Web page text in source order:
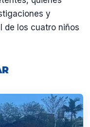
y
de los cuatro niños